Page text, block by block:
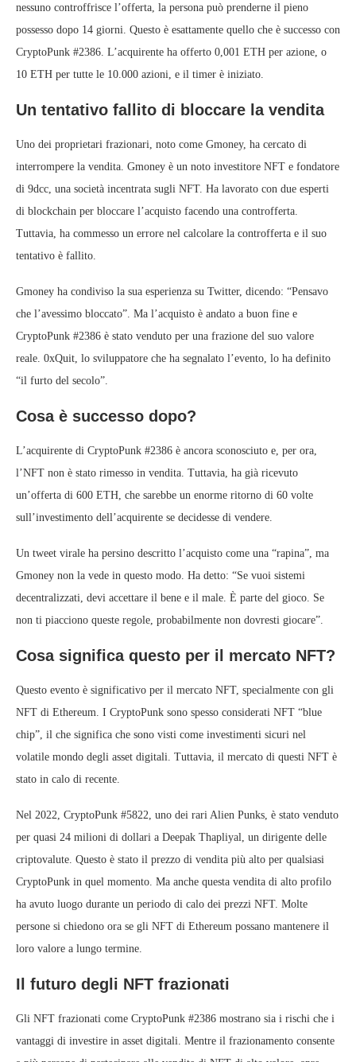
nessuno controffrisce l’offerta, la persona può prenderne il pieno
possesso dopo 14 giorni. Questo è esattamente quello che è successo con
CryptoPunk #2386. L’acquirente ha offerto 0,001 ETH per azione, o
10 ETH per tutte le 10.000 azioni, e il timer è iniziato.
Un tentativo fallito di bloccare la vendita
Uno dei proprietari frazionari, noto come Gmoney, ha cercato di
interrompere la vendita. Gmoney è un noto investitore NFT e fondatore
di 9dcc, una società incentrata sugli NFT. Ha lavorato con due esperti
di blockchain per bloccare l’acquisto facendo una controfferta.
Tuttavia, ha commesso un errore nel calcolare la controfferta e il suo
tentativo è fallito.
Gmoney ha condiviso la sua esperienza su Twitter, dicendo: “Pensavo
che l’avessimo bloccato”. Ma l’acquisto è andato a buon fine e
CryptoPunk #2386 è stato venduto per una frazione del suo valore
reale. 0xQuit, lo sviluppatore che ha segnalato l’evento, lo ha definito
“il furto del secolo”.
Cosa è successo dopo?
L’acquirente di CryptoPunk #2386 è ancora sconosciuto e, per ora,
l’NFT non è stato rimesso in vendita. Tuttavia, ha già ricevuto
un’offerta di 600 ETH, che sarebbe un enorme ritorno di 60 volte
sull’investimento dell’acquirente se decidesse di vendere.
Un tweet virale ha persino descritto l’acquisto come una “rapina”, ma
Gmoney non la vede in questo modo. Ha detto: “Se vuoi sistemi
decentralizzati, devi accettare il bene e il male. È parte del gioco. Se
non ti piacciono queste regole, probabilmente non dovresti giocare”.
Cosa significa questo per il mercato NFT?
Questo evento è significativo per il mercato NFT, specialmente con gli
NFT di Ethereum. I CryptoPunk sono spesso considerati NFT “blue
chip”, il che significa che sono visti come investimenti sicuri nel
volatile mondo degli asset digitali. Tuttavia, il mercato di questi NFT è
stato in calo di recente.
Nel 2022, CryptoPunk #5822, uno dei rari Alien Punks, è stato venduto
per quasi 24 milioni di dollari a Deepak Thapliyal, un dirigente delle
criptovalute. Questo è stato il prezzo di vendita più alto per qualsiasi
CryptoPunk in quel momento. Ma anche questa vendita di alto profilo
ha avuto luogo durante un periodo di calo dei prezzi NFT. Molte
persone si chiedono ora se gli NFT di Ethereum possano mantenere il
loro valore a lungo termine.
Il futuro degli NFT frazionati
Gli NFT frazionati come CryptoPunk #2386 mostrano sia i rischi che i
vantaggi di investire in asset digitali. Mentre il frazionamento consente